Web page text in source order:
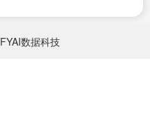
FYAI数据科技